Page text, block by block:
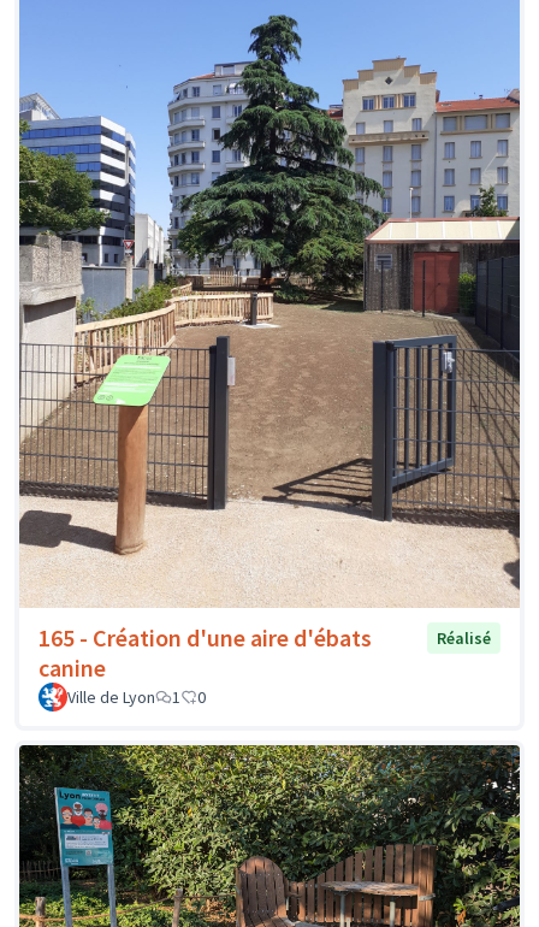
165 - Création d'une aire d'ébats
canine
Réalisé
Ville de Lyon 1 0